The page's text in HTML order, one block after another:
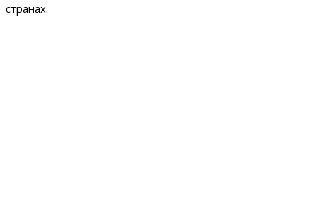
странах.